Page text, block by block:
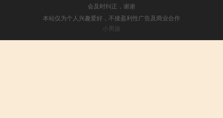
会及时纠正，谢谢
本站仅为个人兴趣爱好，不接盈利性广告及商业合作
小男孩